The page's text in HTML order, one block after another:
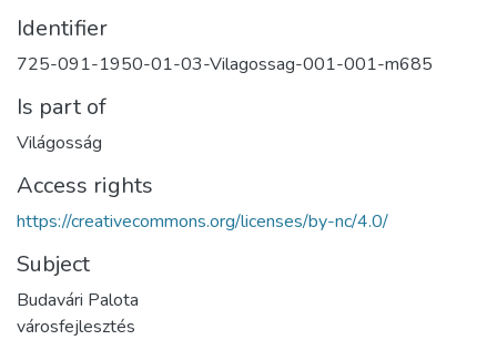
Identifier
725-091-1950-01-03-Vilagossag-001-001-m685
Is part of
Világosság
Access rights
https://creativecommons.org/licenses/by-nc/4.0/
Subject
Budavári Palota
városfejlesztés